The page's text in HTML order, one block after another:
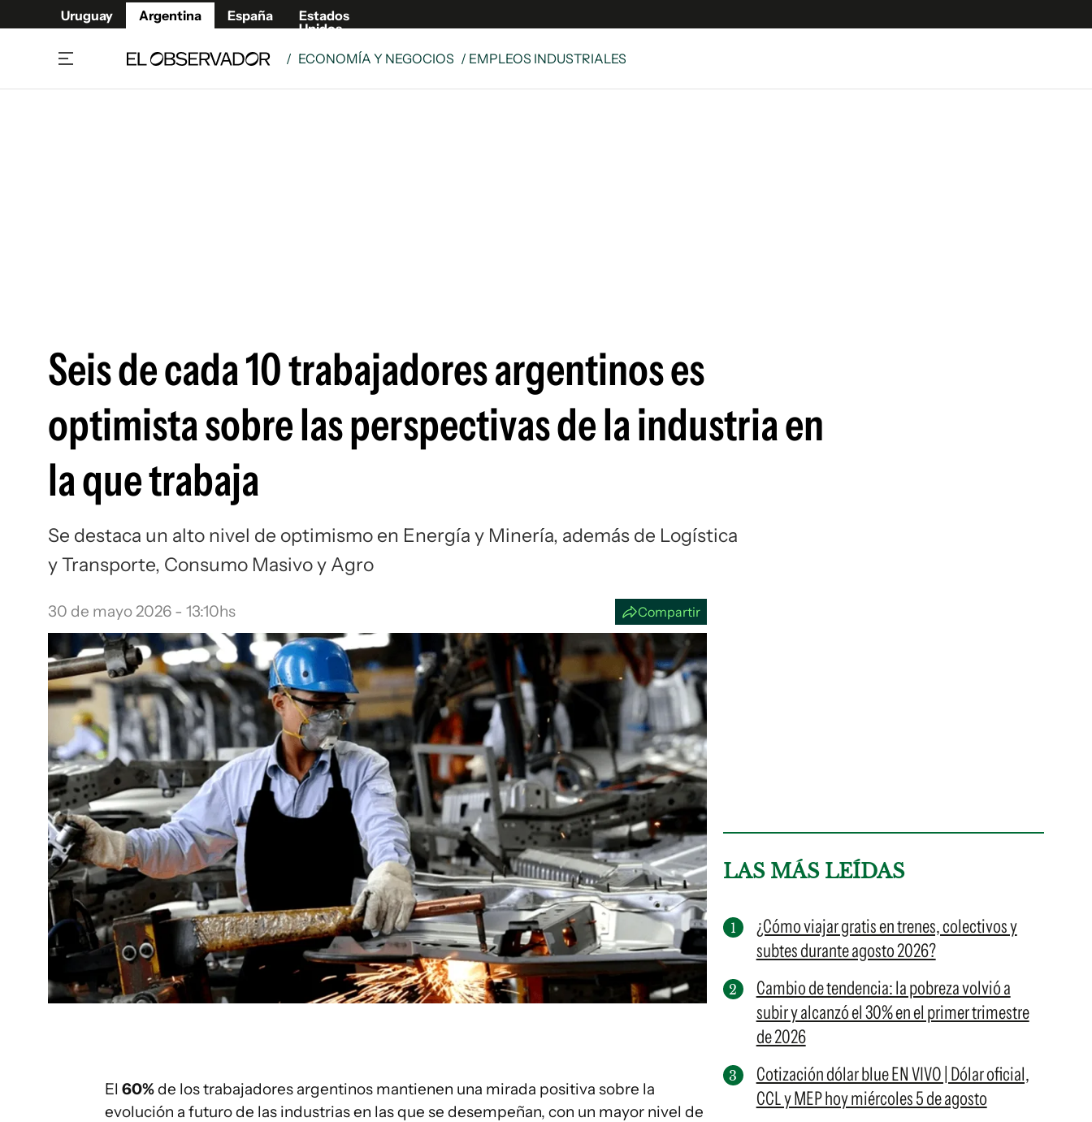
Uruguay Argentina España
Estados
Unidos
/ ECONOMÍA Y NEGOCIOS / EMPLEOS INDUSTRIALES
Seis de cada 10 trabajadores argentinos es
optimista sobre las perspectivas de la industria en
la que trabaja
Se destaca un alto nivel de optimismo en Energía y Minería, además de Logística
y Transporte, Consumo Masivo y Agro
30 de mayo 2026 - 13:10hs Compartir
El 60%de los trabajadores argentinos mantienen una mirada positiva sobre la
evolución a futuro de las industrias en las que se desempeñan, con un mayor nivel de
LAS MÁS LEÍDAS
¿Cómo viajar gratis en trenes, colectivos y
subtes durante agosto 2026?
Cambio de tendencia: la pobreza volvió a
subir y alcanzó el 30% en el primer trimestre
de 2026
Cotización dólar blue EN VIVO | Dólar oficial,
CCL y MEP hoy miércoles 5 de agosto